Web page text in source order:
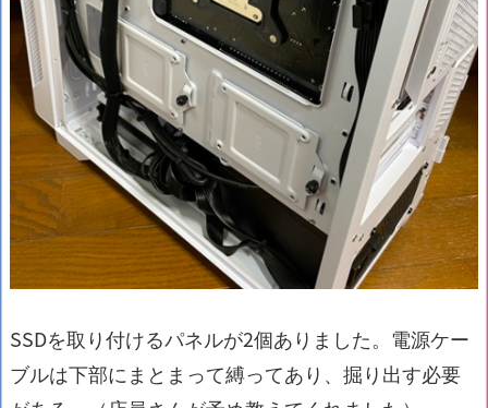
SSDを取り付けるパネルが2個ありました。電源ケー
ブルは下部にまとまって縛ってあり、掘り出す必要